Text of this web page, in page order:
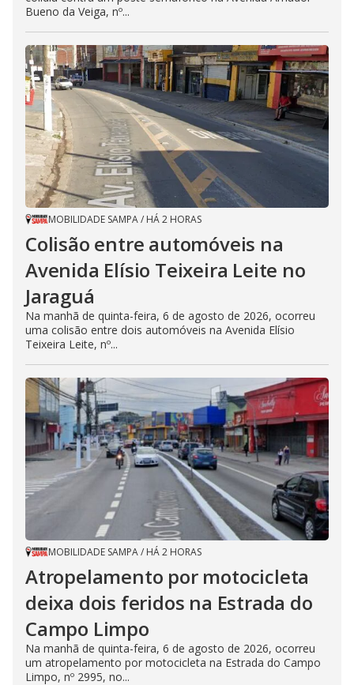
Bueno da Veiga, nº...
MOBILIDADE SAMPA/ HÁ 2 HORAS
Colisão entre automóveis na
Avenida Elísio Teixeira Leite no
Jaraguá
Na manhã de quinta-feira, 6 de agosto de 2026, ocorreu
uma colisão entre dois automóveis na Avenida Elísio
Teixeira Leite, nº...
MOBILIDADE SAMPA/ HÁ 2 HORAS
Atropelamento por motocicleta
deixa dois feridos na Estrada do
Campo Limpo
Na manhã de quinta-feira, 6 de agosto de 2026, ocorreu
um atropelamento por motocicleta na Estrada do Campo
Limpo, nº 2995, no...